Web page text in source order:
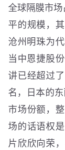
全球隔膜市
平的规模，
沧州明珠为
当中恩捷股
讲已经超过
名，日本的
市场份额，
场的话语权
片欣欣向荣